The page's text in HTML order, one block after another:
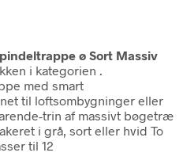
ø Sort Massiv
i kategorien .
med smart
til loftsombygninger eller
trin af massivt bøgetræ
i grå, sort eller hvid To
til 12